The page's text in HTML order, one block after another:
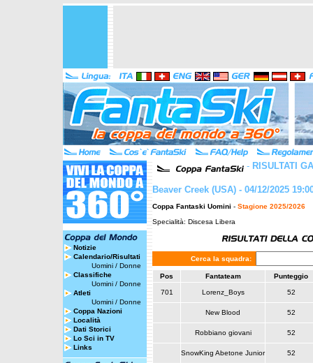
Notizie
Calendario/Risultati
Uomini / Donne
Classifiche
Uomini / Donne
Atleti
Uomini / Donne
Coppa Nazioni
Località
Dati Storici
Lo Sci in TV
Links
- RISULTATI
Beaver Creek (USA) - 04/12/2025
Coppa Fantaski Uomini - Stagione 2025/2026
Specialità: Discesa Libera
Cerca la squadra:
Pos Fantateam Punteggio
701 Lorenz_Boys 52
New Blood 52
Robbiano giovani 52
SnowKing Abetone Junior 52